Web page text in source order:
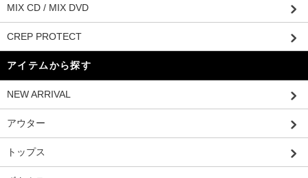
MIX CD / MIX DVD
CREP PROTECT
アイテムから探す
NEW ARRIVAL
アウター
トップス